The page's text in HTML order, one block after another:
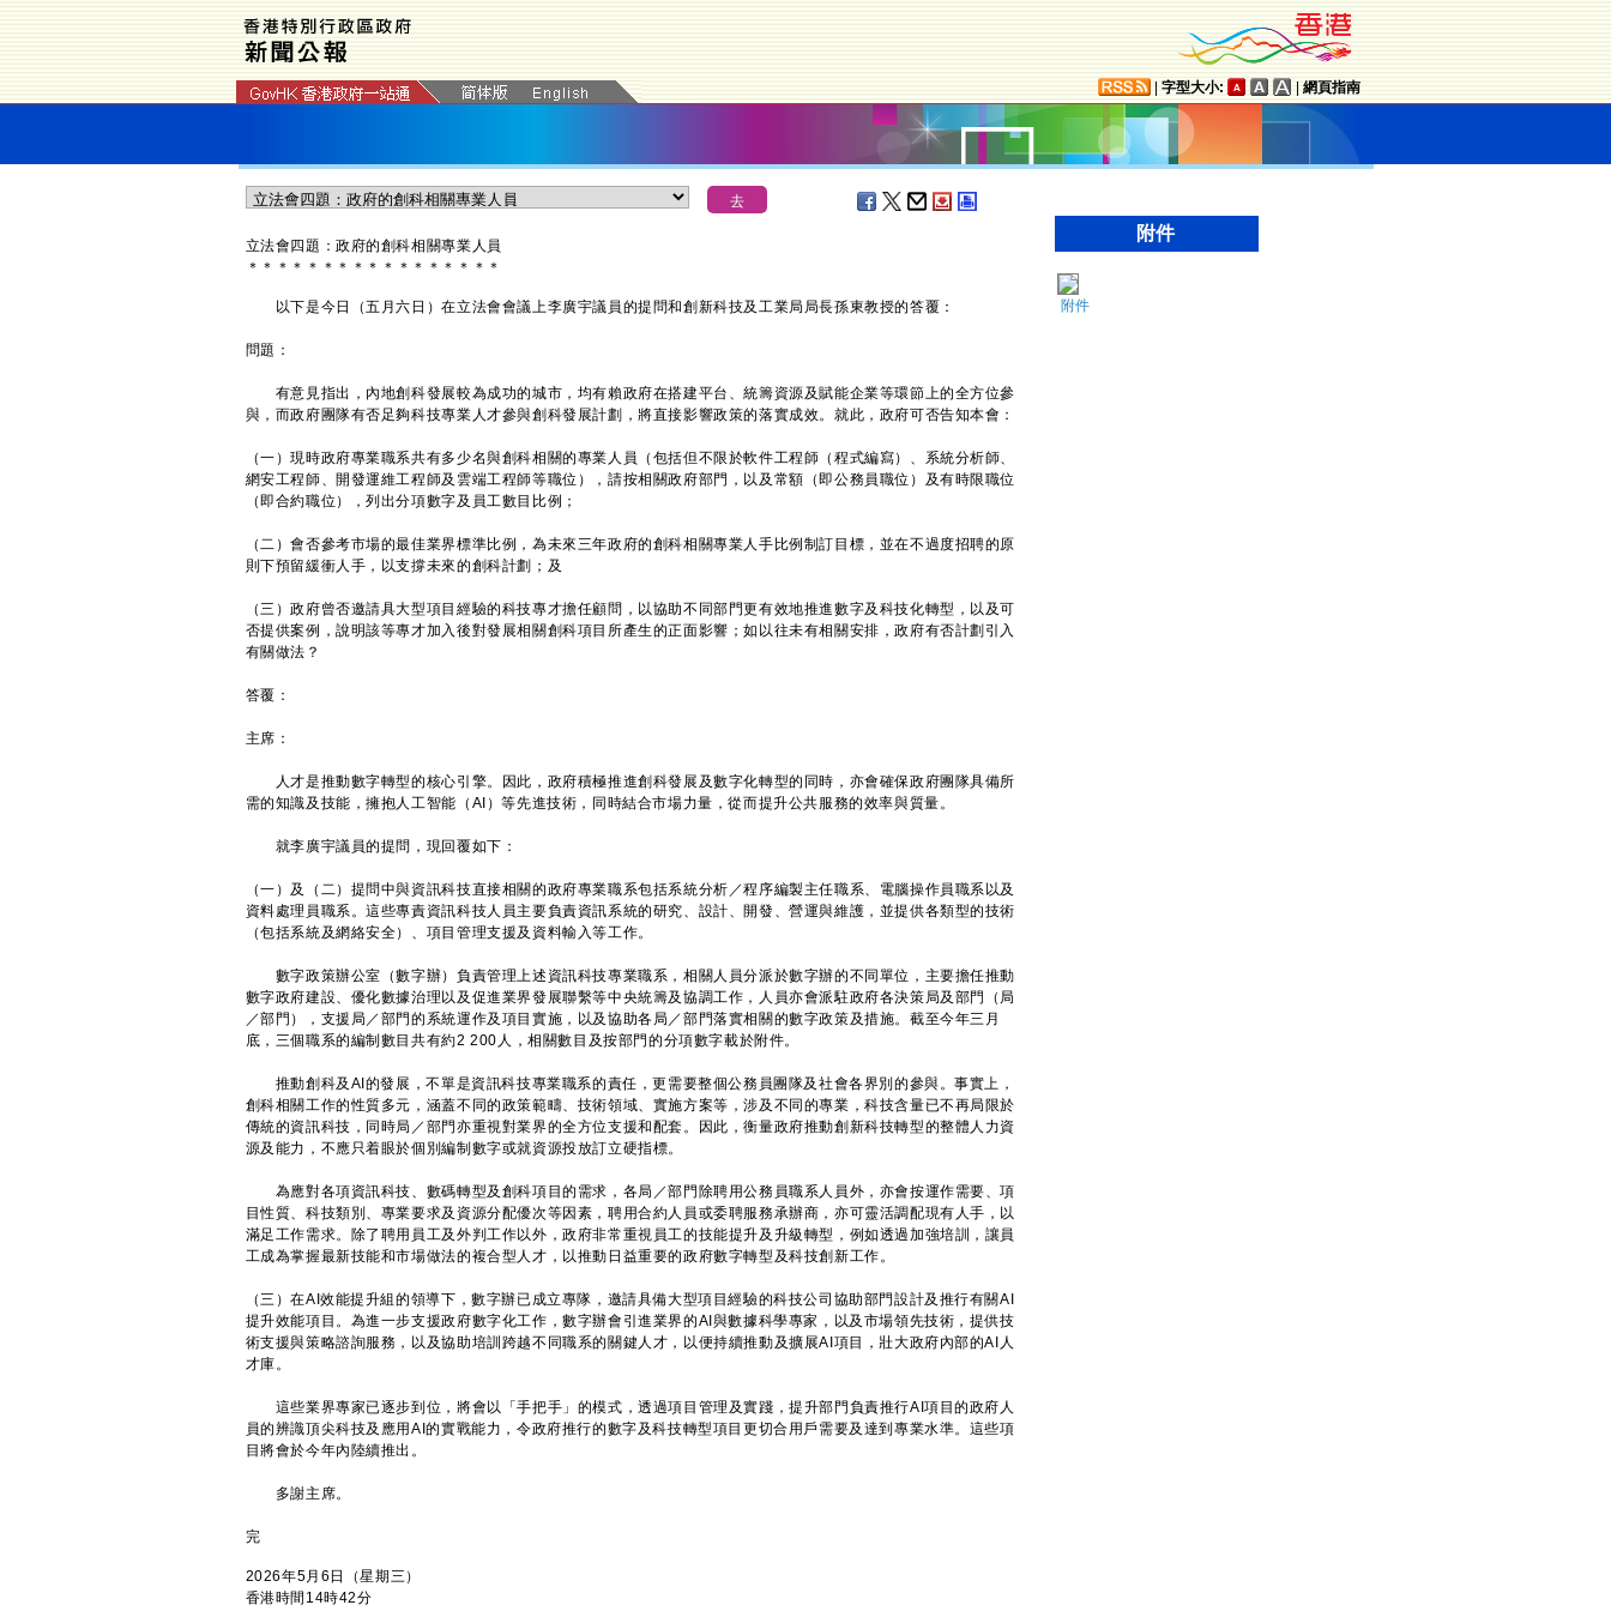
字型大小: 網頁指南
立法會四題：政府的創科相關專業人員
＊ ＊ ＊ ＊ ＊ ＊ ＊ ＊ ＊ ＊ ＊ ＊ ＊ ＊ ＊ ＊ ＊
以下是今日（五月六日）在立法會會議上李廣宇議員的提問和創新科技及工業局局長孫東教授的答覆：
問題：
有意見指出，內地創科發展較為成功的城市，均有賴政府在搭建平台、統籌資源及賦能企業等環節上的全方位參
與，而政府團隊有否足夠科技專業人才參與創科發展計劃，將直接影響政策的落實成效。就此，政府可否告知本會：
（一）現時政府專業職系共有多少名與創科相關的專業人員（包括但不限於軟件工程師（程式編寫）、系統分析師、
網安工程師、開發運維工程師及雲端工程師等職位），請按相關政府部門，以及常額（即公務員職位）及有時限職位
（即合約職位），列出分項數字及員工數目比例；
（二）會否參考市場的最佳業界標準比例，為未來三年政府的創科相關專業人手比例制訂目標，並在不過度招聘的原
則下預留緩衝人手，以支撐未來的創科計劃；及
（三）政府曾否邀請具大型項目經驗的科技專才擔任顧問，以協助不同部門更有效地推進數字及科技化轉型，以及可
否提供案例，說明該等專才加入後對發展相關創科項目所產生的正面影響；如以往未有相關安排，政府有否計劃引入
有關做法？
答覆：
主席：
人才是推動數字轉型的核心引擎。因此，政府積極推進創科發展及數字化轉型的同時，亦會確保政府團隊具備所
需的知識及技能，擁抱人工智能（AI）等先進技術，同時結合市場力量，從而提升公共服務的效率與質量。
就李廣宇議員的提問，現回覆如下：
（一）及（二）提問中與資訊科技直接相關的政府專業職系包括系統分析／程序編製主任職系、電腦操作員職系以及
資料處理員職系。這些專責資訊科技人員主要負責資訊系統的研究、設計、開發、營運與維護，並提供各類型的技術
（包括系統及網絡安全）、項目管理支援及資料輸入等工作。
數字政策辦公室（數字辦）負責管理上述資訊科技專業職系，相關人員分派於數字辦的不同單位，主要擔任推動
數字政府建設、優化數據治理以及促進業界發展聯繫等中央統籌及協調工作，人員亦會派駐政府各決策局及部門（局
／部門），支援局／部門的系統運作及項目實施，以及協助各局／部門落實相關的數字政策及措施。截至今年三月
底，三個職系的編制數目共有約2 200人，相關數目及按部門的分項數字載於附件。
推動創科及AI的發展，不單是資訊科技專業職系的責任，更需要整個公務員團隊及社會各界別的參與。事實上，
創科相關工作的性質多元，涵蓋不同的政策範疇、技術領域、實施方案等，涉及不同的專業，科技含量已不再局限於
傳統的資訊科技，同時局／部門亦重視對業界的全方位支援和配套。因此，衡量政府推動創新科技轉型的整體人力資
源及能力，不應只着眼於個別編制數字或就資源投放訂立硬指標。
為應對各項資訊科技、數碼轉型及創科項目的需求，各局／部門除聘用公務員職系人員外，亦會按運作需要、項
目性質、科技類別、專業要求及資源分配優次等因素，聘用合約人員或委聘服務承辦商，亦可靈活調配現有人手，以
滿足工作需求。除了聘用員工及外判工作以外，政府非常重視員工的技能提升及升級轉型，例如透過加強培訓，讓員
工成為掌握最新技能和市場做法的複合型人才，以推動日益重要的政府數字轉型及科技創新工作。
（三）在AI效能提升組的領導下，數字辦已成立專隊，邀請具備大型項目經驗的科技公司協助部門設計及推行有關AI
提升效能項目。為進一步支援政府數字化工作，數字辦會引進業界的AI與數據科學專家，以及市場領先技術，提供技
術支援與策略諮詢服務，以及協助培訓跨越不同職系的關鍵人才，以便持續推動及擴展AI項目，壯大政府內部的AI人
才庫。
這些業界專家已逐步到位，將會以「手把手」的模式，透過項目管理及實踐，提升部門負責推行AI項目的政府人
員的辨識頂尖科技及應用AI的實戰能力，令政府推行的數字及科技轉型項目更切合用戶需要及達到專業水準。這些項
目將會於今年內陸續推出。
多謝主席。
完
2026年5月6日（星期三）
香港時間14時42分
附件
附件